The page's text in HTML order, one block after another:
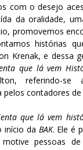
com o desejo
da oralidade,
promovemos
histórias
Krenak, e dessa
que lá vem
referindo-se
pelos contadores de
que lá vem
início da BAK. Ele é
pessoas